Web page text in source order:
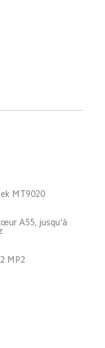
MT9020
A55, jusqu'à
MP2